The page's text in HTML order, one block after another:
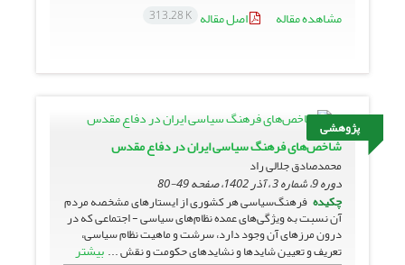
مشاهده مقاله
اصل مقاله 313.28 K
پژوهشی
شاخص‌های فرهنگ سیاسی ایران در دفاع مقدس
محمدصادق جلالی راد
دوره 9، شماره 3 ، آذر 1402، صفحه
49-80
چکیده فرهنگ‌سیاسی هر کشوری از ایستارهای مشخصه مردم
آن نسبت به ویژگی‌های عمده نظام‌های سیاسی - اجتماعی که در
درون مرزهای آن وجود دارد، سرشت و ماهیت نظام سیاسی،
تعریف و تعیین‌ شایدها و نشایدهای حکومت و نقش ... بیشتر